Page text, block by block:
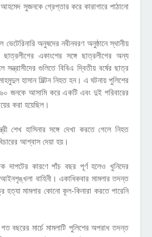
সুজনকে গ্রেপ্তার করে কারাগারে পাঠানো
অনুষদের নবীনবরণ অনুষ্ঠানে স্থানীয়
একাংশের সঙ্গে ছাত্রলীগের অন্য
সন্ত্রাসীদের গুলিতে বিবিএ দ্বিতীয় বর্ষের ছাত্র
হাসান মিল্টন নিহত হন। এ ঘটনায় পুলিশের
জনকে আসামি করে একটি এবং দুই পরিবারের
করা হয়েছিল।
শেখ হাসিনার সঙ্গে দেখা করতে গেলে নিহত
আশ্বাস দেয়া হয়।
দাপটের কারণে পাঁচ বছর পূর্ণ হলেও খুনিদের
বাহিনী। একাধিকবার মামলার তদন্ত
হত্যা মামলার কোনো কূল-কিনারা করতে পারেনি
মার্চে মামলাটি পুলিশের অপরাধ তদন্ত